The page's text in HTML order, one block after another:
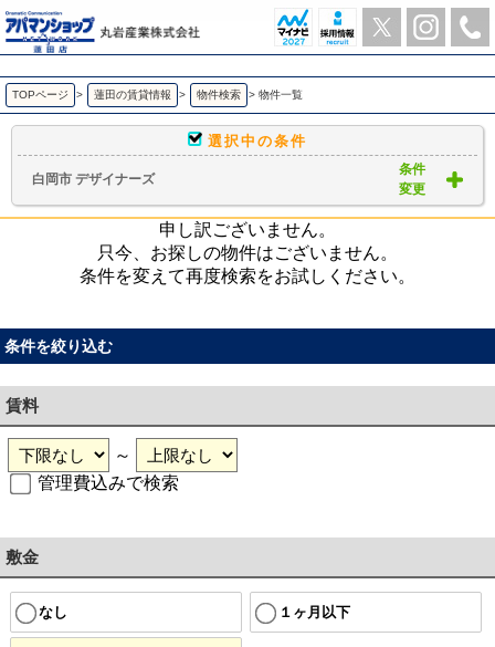
白岡市 デザイナーズ ｜賃貸物件一覧｜ アパマンショップ蓮田店-丸岩産業株式会社-
TOPページ > 蓮田の賃貸情報 > 物件検索 > 物件一覧
選択中の条件
白岡市 デザイナーズ
条件
変更
申し訳ございません。
只今、お探しの物件はございません。
条件を変えて再度検索をお試しください。
条件を絞り込む
賃料
～
管理費込みで検索
敷金
なし １ヶ月以下